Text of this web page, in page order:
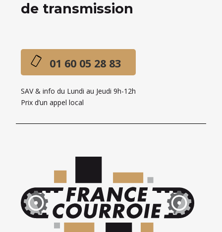
de transmission
01 60 05 28 83
SAV & info du Lundi au Jeudi 9h-12h
Prix d’un appel local